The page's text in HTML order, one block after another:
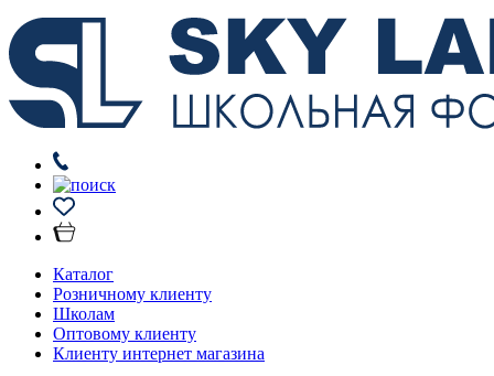
Каталог
Розничному клиенту
Школам
Оптовому клиенту
Клиенту интернет магазина